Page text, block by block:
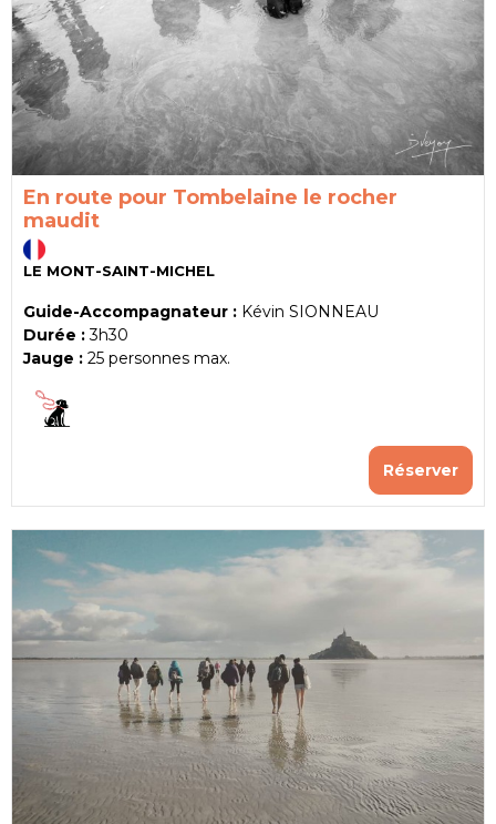
En route pour Tombelaine le rocher
maudit
LE MONT-SAINT-MICHEL
Guide-Accompagnateur : Kévin SIONNEAU
Durée : 3h30
Jauge : 25 personnes max.
Réserver